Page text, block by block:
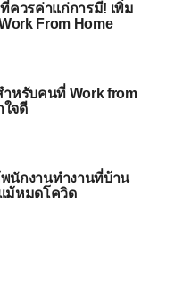
ควรค่าแก่การมี! เพิ่ม
From Home
ำหรับคนที่ Work from
ใจดี
นักงานทำงานที่บ้าน
แม้หมดโควิด